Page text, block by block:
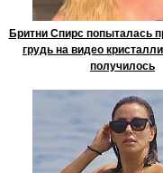
Бритни Спирс попыталась
грудь на видео
получилось